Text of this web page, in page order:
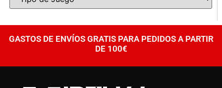
GASTOS DE ENVÍOS GRATIS PARA PEDIDOS A PARTIR
DE 100€